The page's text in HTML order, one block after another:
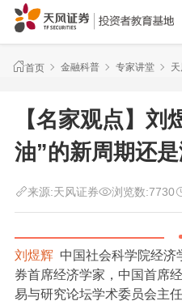
首页 金融科普 专家讲堂
【名家观点】刘
油”的新周期还
来源:天风证券 浏览数:7730
刘煜辉 中国社会科学院经济
券首席经济学家，中国首席
易与研究论坛学术委员会主